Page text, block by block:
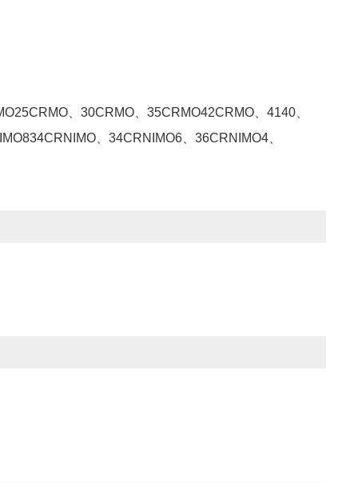
、30CRMO、35CRMO42CRMO、4140、
、34CRNIMO6、36CRNIMO4、